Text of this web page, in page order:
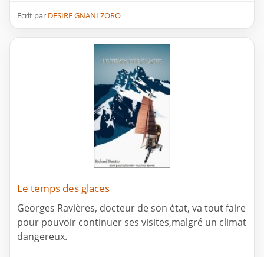
Ecrit par DESIRE GNANI ZORO
Le temps des glaces
Georges Ravières, docteur de son état, va tout faire
pour pouvoir continuer ses visites,malgré un climat
dangereux.